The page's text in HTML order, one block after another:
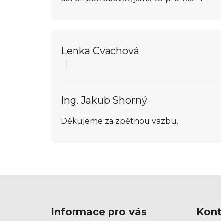
Lenka Cvachová
Hodnocení obchodu je 5 z 5 hvězdiček.
Ing. Jakub Shorný
Děkujeme za zpětnou vazbu.
Informace pro vás